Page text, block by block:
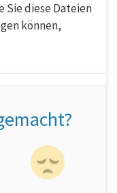
Sie diese Dateien
können,